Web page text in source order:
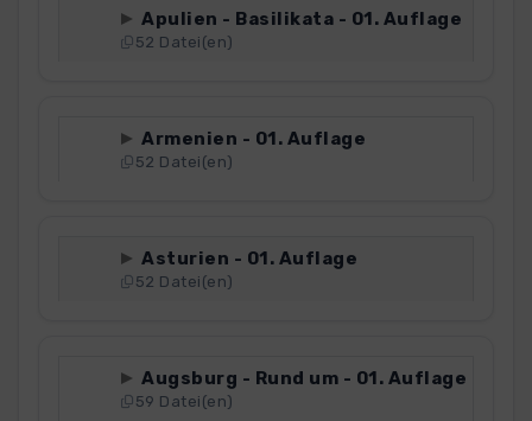
Apulien - Basilikata - 01. Auflage
52 Datei(en)
Armenien - 01. Auflage
52 Datei(en)
Asturien - 01. Auflage
52 Datei(en)
Augsburg - Rund um - 01. Auflage
59 Datei(en)